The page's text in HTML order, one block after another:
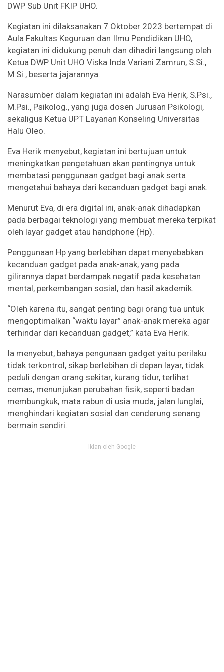
DWP Sub Unit FKIP UHO.
Kegiatan ini dilaksanakan 7 Oktober 2023 bertempat di
Aula Fakultas Keguruan dan Ilmu Pendidikan UHO,
kegiatan ini didukung penuh dan dihadiri langsung oleh
Ketua DWP Unit UHO Viska Inda Variani Zamrun, S.Si.,
M.Si., beserta jajarannya.
Narasumber dalam kegiatan ini adalah Eva Herik, S.Psi.,
M.Psi., Psikolog., yang juga dosen Jurusan Psikologi,
sekaligus Ketua UPT Layanan Konseling Universitas
Halu Oleo.
Eva Herik menyebut, kegiatan ini bertujuan untuk
meningkatkan pengetahuan akan pentingnya untuk
membatasi penggunaan gadget bagi anak serta
mengetahui bahaya dari kecanduan gadget bagi anak.
Menurut Eva, di era digital ini, anak-anak dihadapkan
pada berbagai teknologi yang membuat mereka terpikat
oleh layar gadget atau handphone (Hp).
Penggunaan Hp yang berlebihan dapat menyebabkan
kecanduan gadget pada anak-anak, yang pada
gilirannya dapat berdampak negatif pada kesehatan
mental, perkembangan sosial, dan hasil akademik.
“Oleh karena itu, sangat penting bagi orang tua untuk
mengoptimalkan “waktu layar” anak-anak mereka agar
terhindar dari kecanduan gadget,” kata Eva Herik.
Ia menyebut, bahaya pengunaan gadget yaitu perilaku
tidak terkontrol, sikap berlebihan di depan layar, tidak
peduli dengan orang sekitar, kurang tidur, terlihat
cemas, menunjukan perubahan fisik, seperti badan
membungkuk, mata rabun di usia muda, jalan lunglai,
menghindari kegiatan sosial dan cenderung senang
bermain sendiri.
Iklan oleh Google